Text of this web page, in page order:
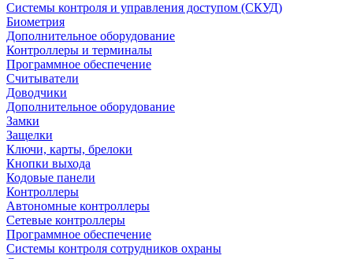
Системы контроля и управления доступом (СКУД)
Биометрия
Дополнительное оборудование
Контроллеры и терминалы
Программное обеспечение
Считыватели
Доводчики
Дополнительное оборудование
Замки
Защелки
Ключи, карты, брелоки
Кнопки выхода
Кодовые панели
Контроллеры
Автономные контроллеры
Сетевые контроллеры
Программное обеспечение
Системы контроля сотрудников охраны